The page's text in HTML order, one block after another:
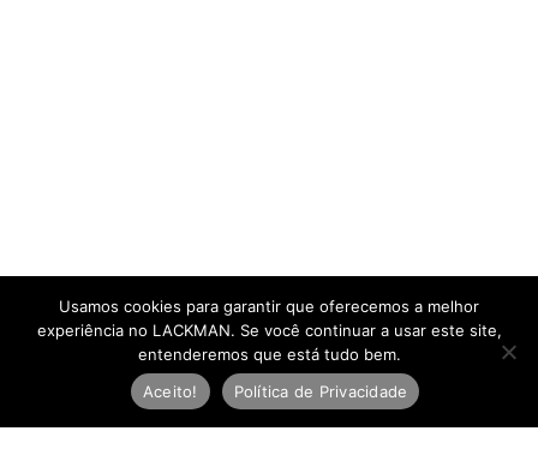
Usamos cookies para garantir que oferecemos a melhor
experiência no LACKMAN. Se você continuar a usar este site,
entenderemos que está tudo bem.
Aceito!
Política de Privacidade